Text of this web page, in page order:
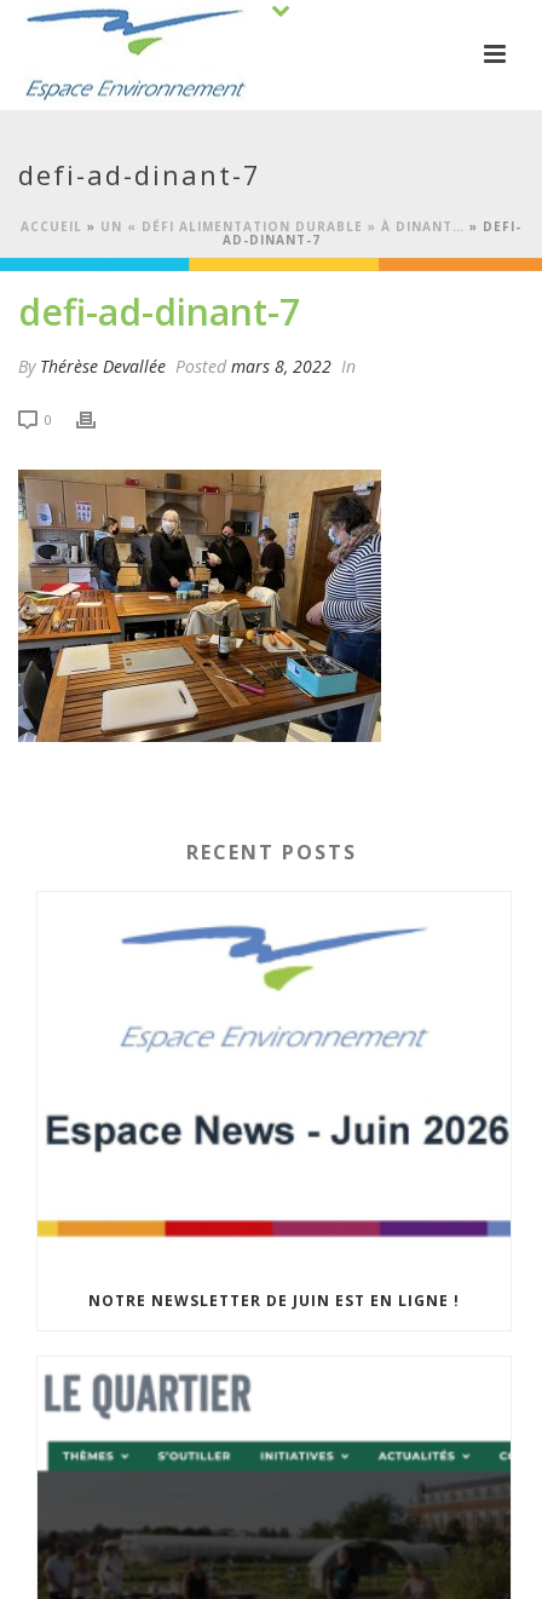
defi-ad-dinant-7
ACCUEIL » UN « DÉFI ALIMENTATION DURABLE » À DINANT… » DEFI-
AD-DINANT-7
defi-ad-dinant-7
By Thérèse Devallée Posted mars 8, 2022 In
0
RECENT POSTS
NOTRE NEWSLETTER DE JUIN EST EN LIGNE !